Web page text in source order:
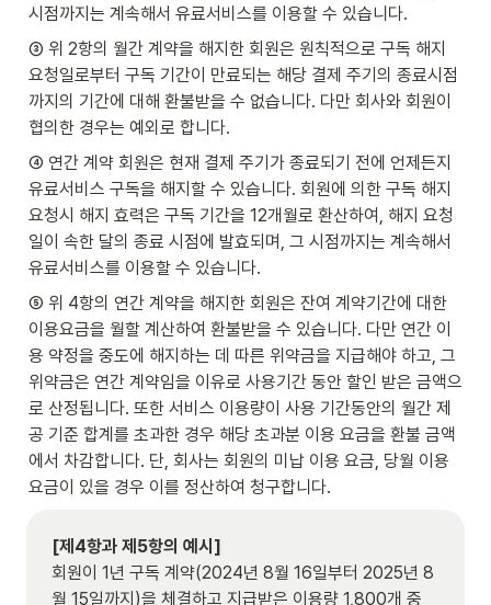
시점까지는 계속해서 유료서비스를 이용할 수 있습니다.
③ 위 2항의 월간 계약을 해지한 회원은 원칙적으로 구독 해지
요청일로부터 구독 기간이 만료되는 해당 결제 주기의 종료시점
까지의 기간에 대해 환불받을 수 없습니다. 다만 회사와 회원이
협의한 경우는 예외로 합니다.
④ 연간 계약 회원은 현재 결제 주기가 종료되기 전에 언제든지
유료서비스 구독을 해지할 수 있습니다. 회원에 의한 구독 해지
요청시 해지 효력은 구독 기간을 12개월로 환산하여, 해지 요청
일이 속한 달의 종료 시점에 발효되며, 그 시점까지는 계속해서
유료서비스를 이용할 수 있습니다.
⑤ 위 4항의 연간 계약을 해지한 회원은 잔여 계약기간에 대한
이용요금을 월할 계산하여 환불받을 수 있습니다. 다만 연간 이
용 약정을 중도에 해지하는 데 따른 위약금을 지급해야 하고, 그
위약금은 연간 계약임을 이유로 사용기간 동안 할인 받은 금액으
로 산정됩니다. 또한 서비스 이용량이 사용 기간동안의 월간 제
공 기준 합계를 초과한 경우 해당 초과분 이용 요금을 환불 금액
에서 차감합니다. 단, 회사는 회원의 미납 이용 요금, 당월 이용
요금이 있을 경우 이를 정산하여 청구합니다.
[제4항과 제5항의 예시]
회원이 1년 구독 계약(2024년 8월 16일부터 2025년 8
월 15일까지)을 체결하고 지급받은 이용량 1,800개 중